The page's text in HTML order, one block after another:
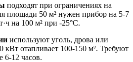
подходят при ограничениях на
площади 50 м² нужен прибор на 5-7
на 100 м² при -25°C.
используют уголь, дрова или
отапливает 100-150 м². Требуют
6-12 часов.